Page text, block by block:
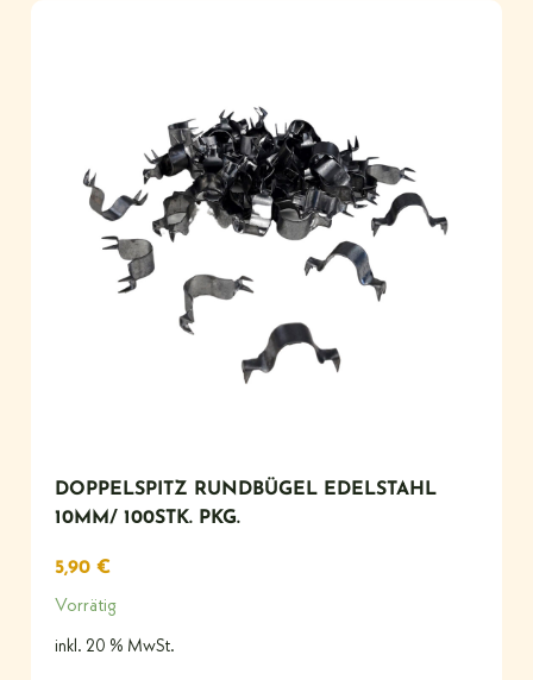
DOPPELSPITZ RUNDBÜGEL EDELSTAHL
10MM/ 100STK. PKG.
5,90 €
Vorrätig
inkl. 20 % MwSt.